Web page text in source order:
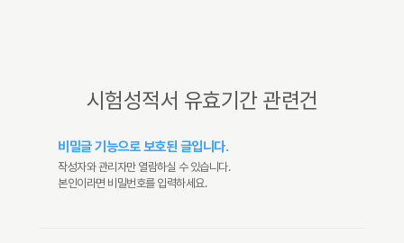
시험성적서 유효기간 관련건
비밀글 기능으로 보호된 글입니다.
작성자와 관리자만 열람하실 수 있습니다.
본인이라면 비밀번호를 입력하세요.